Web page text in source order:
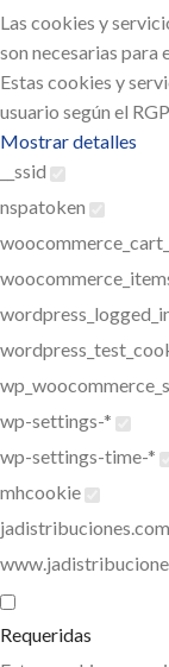
Las cookies y
son necesarias
Estas cookies y
usuario según el
Mostrar detalles
__ssid
nspatoken
wp-settings-*
wp-settings-time-*
mhcookie
jadistribuciones.com
Requeridas